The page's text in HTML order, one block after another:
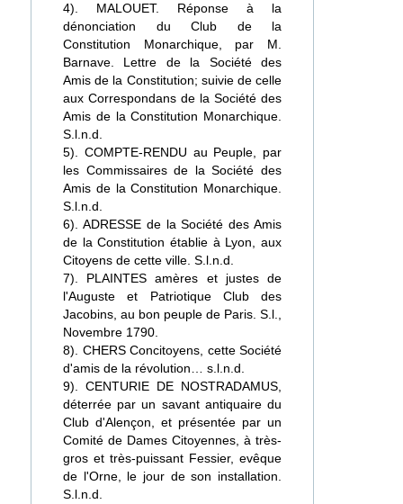
4). MALOUET. Réponse à la
dénonciation du Club de la
Constitution Monarchique, par M.
Barnave. Lettre de la Société des
Amis de la Constitution; suivie de celle
aux Correspondans de la Société des
Amis de la Constitution Monarchique.
S.l.n.d.
5). COMPTE-RENDU au Peuple, par
les Commissaires de la Société des
Amis de la Constitution Monarchique.
S.l.n.d.
6). ADRESSE de la Société des Amis
de la Constitution établie à Lyon, aux
Citoyens de cette ville. S.l.n.d.
7). PLAINTES amères et justes de
l'Auguste et Patriotique Club des
Jacobins, au bon peuple de Paris. S.l.,
Novembre 1790.
8). CHERS Concitoyens, cette Société
d'amis de la révolution… s.l.n.d.
9). CENTURIE DE NOSTRADAMUS,
déterrée par un savant antiquaire du
Club d'Alençon, et présentée par un
Comité de Dames Citoyennes, à très-
gros et très-puissant Fessier, evêque
de l'Orne, le jour de son installation.
S.l.n.d.